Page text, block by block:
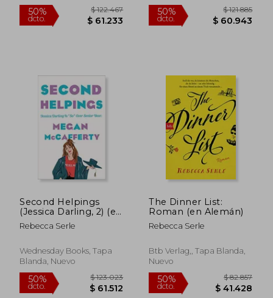
50%
dcto.
$ 106.379
$ 53.190
50%
dcto.
Second Helpings
(Jessica Darling, 2) (en
Inglés)
Rebecca Serle
Wednesday Books, Tapa
Blanda, Nuevo
The Dinner List:
Roman (en Alemán)
Rebecca Serle
Btb Verlag,, Tapa Blanda,
Nuevo